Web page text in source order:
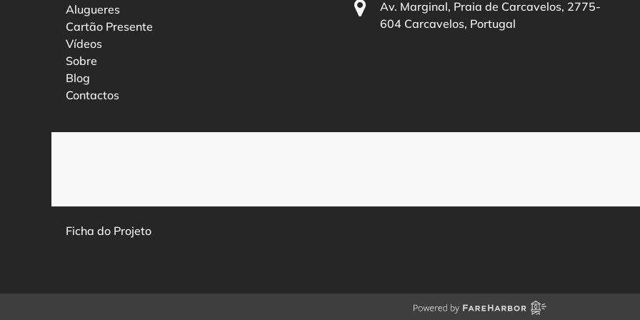
Alugueres
Cartão Presente
Vídeos
Sobre
Blog
Contactos
Av. Marginal, Praia de Carcavelos, 2775-
604 Carcavelos, Portugal
Ficha do Projeto